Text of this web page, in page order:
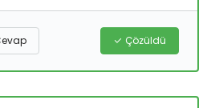
Çözüldü